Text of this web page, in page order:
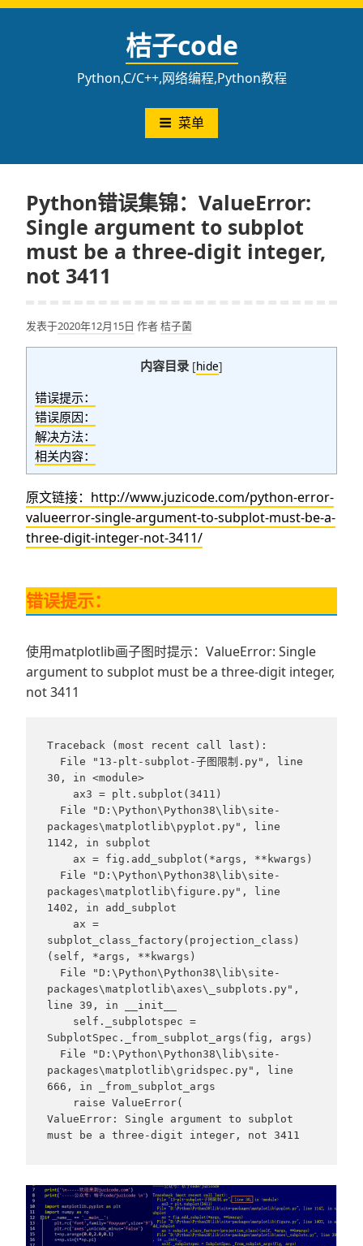
跳
桔子code
Python,C/C++,网络编程,Python教程
菜单
Python错误集锦：ValueError:
Single argument to subplot
must be a three-digit integer,
not 3411
发表于2020年12月15日 作者桔子菌
内容目录 [hide]
错误提示：
错误原因：
解决方法：
相关内容：
原文链接：http://www.juzicode.com/python-error-
valueerror-single-argument-to-subplot-must-be-a-
three-digit-integer-not-3411/
错误提示：
使用matplotlib画子图时提示：ValueError: Single
argument to subplot must be a three-digit integer,
not 3411
Traceback (most recent call last):
30, in <module>
packages\matplotlib\pyplot.py", line
1142, in subplot
packages\matplotlib\figure.py", line
1402, in add_subplot
subplot_class_factory(projection_class)
(self, *args, **kwargs)
packages\matplotlib\axes\_subplots.py",
line 39, in __init__
SubplotSpec._from_subplot_args(fig, args)
packages\matplotlib\gridspec.py", line
666, in _from_subplot_args
ValueError: Single argument to subplot
must be a three-digit integer, not 3411